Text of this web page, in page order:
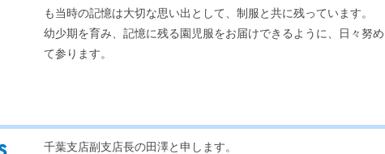
も当時の記憶は大切な思い出として、制服と共に残っています。
幼少期を育み、記憶に残る園児服をお届けできるように、日々努め
て参ります。
千葉支店副支店長の田澤と申します。